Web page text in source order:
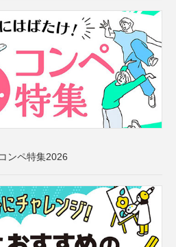
ンペ特集2026